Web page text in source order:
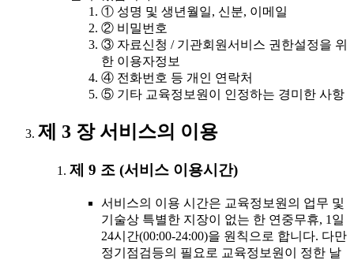
① 성명 및 생년월일, 신분, 이메일
② 비밀번호
③ 자료신청 / 기관회원서비스 권한설정을 위
한 이용자정보
④ 전화번호 등 개인 연락처
⑤ 기타 교육정보원이 인정하는 경미한 사항
제 3 장 서비스의 이용
제 9 조 (서비스 이용시간)
서비스의 이용 시간은 교육정보원의 업무 및
기술상 특별한 지장이 없는 한 연중무휴, 1일
24시간(00:00-24:00)을 원칙으로 합니다. 다만
정기점검등의 필요로 교육정보원이 정한 날